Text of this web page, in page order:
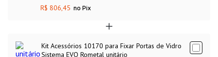
R$ 806,45 no Pix
Kit Acessórios 10170 para Fixar Portas de Vidro
Sistema EVO Rometal unitário